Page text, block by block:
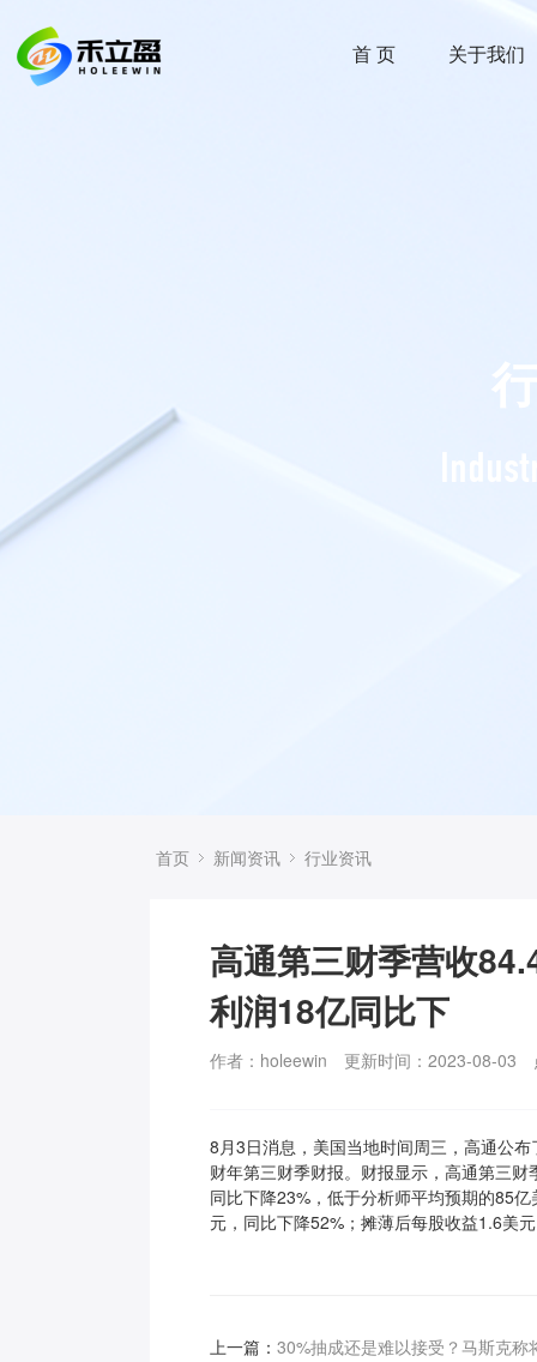
首 页 关于我们
首页 新闻资讯 行业资讯
高通第三财季营收
利润18亿同比下
作者：holeewin 更新时间：2023-08-03
8月3日消息，美国当地时间周三，高通公
财年第三财季财报。财报显示，高通第三
同比下降23%，低于分析师平均预期的85
元，同比下降52%；摊薄后每股收益1.6美
上一篇： 30%抽成还是难以接受？马斯克称